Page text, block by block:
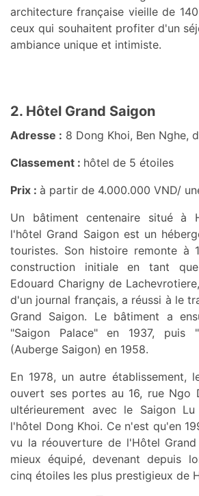
architecture française vieille de
ceux qui souhaitent profiter d'un
ambiance unique et intimiste.
2. Hôtel Grand Saigon
Adresse : 8 Dong Khoi, Ben Nghe,
Classement : hôtel de 5 étoiles
Prix : à partir de 4.000.000 VND/
Un bâtiment centenaire situé à
l'hôtel Grand Saigon est un
touristes. Son histoire remonte à
construction initiale en tant
Edouard Charigny de
d'un journal français, a réussi à le
Grand Saigon. Le bâtiment a
"Saigon Palace" en 1937, puis
(Auberge Saigon) en 1958.
En 1978, un autre établissement,
ouvert ses portes au 16, rue Ngo
ultérieurement avec le Saigon
l'hôtel Dong Khoi. Ce n'est qu'en
vu la réouverture de l'Hôtel
mieux équipé, devenant depuis
cinq étoiles les plus prestigieux de